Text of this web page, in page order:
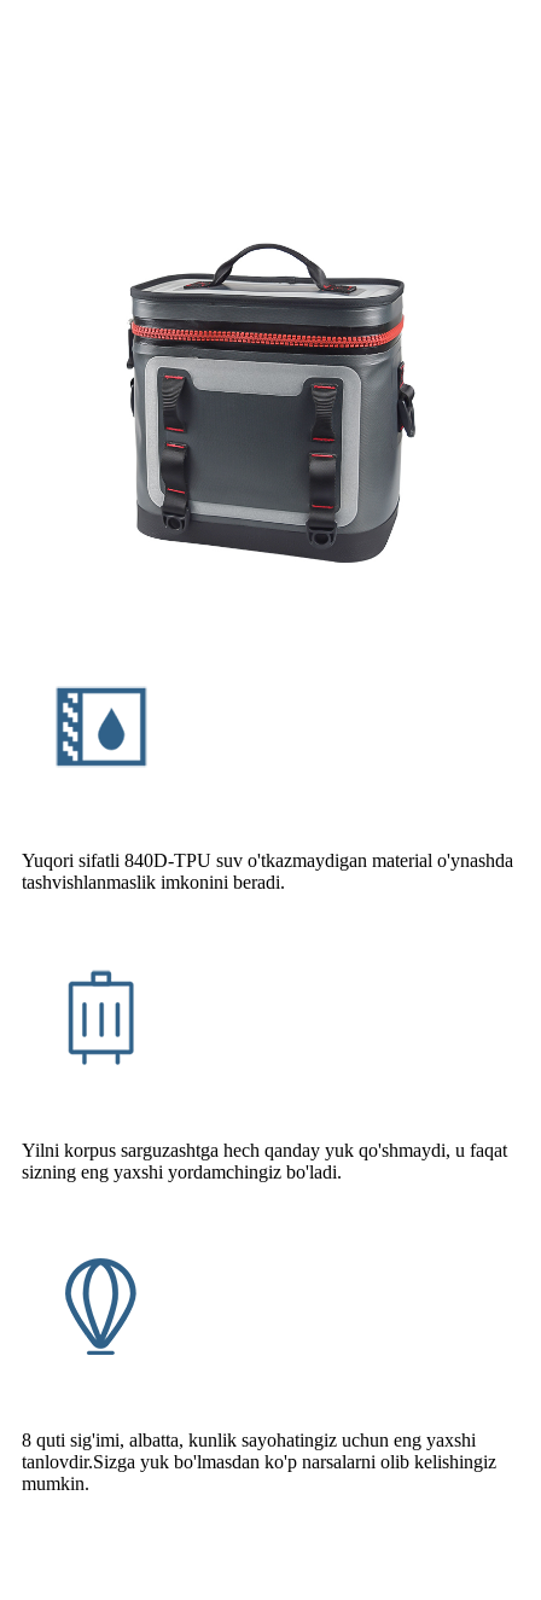
Yuqori sifatli 840D-TPU suv o'tkazmaydigan material o'ynashda
tashvishlanmaslik imkonini beradi.
Yilni korpus sarguzashtga hech qanday yuk qo'shmaydi, u faqat
sizning eng yaxshi yordamchingiz bo'ladi.
8 quti sig'imi, albatta, kunlik sayohatingiz uchun eng yaxshi
tanlovdir.Sizga yuk bo'lmasdan ko'p narsalarni olib kelishingiz
mumkin.